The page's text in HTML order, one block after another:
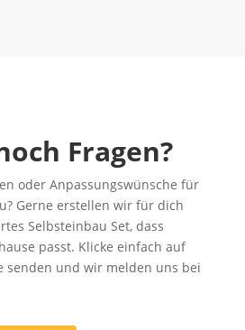
Fragen?
oder Anpassungswünsche für
Gerne erstellen wir für dich
Selbsteinbau Set, dass
passt. Klicke einfach auf
senden und wir melden uns bei